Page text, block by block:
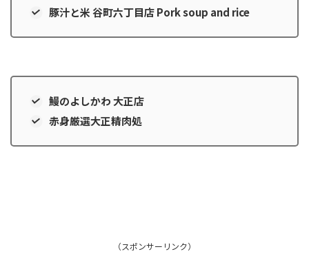
豚汁と米 谷町六丁目店 Pork soup and rice
鰻のよしかわ 大正店
赤身厳選大正精肉処
（スポンサーリンク）